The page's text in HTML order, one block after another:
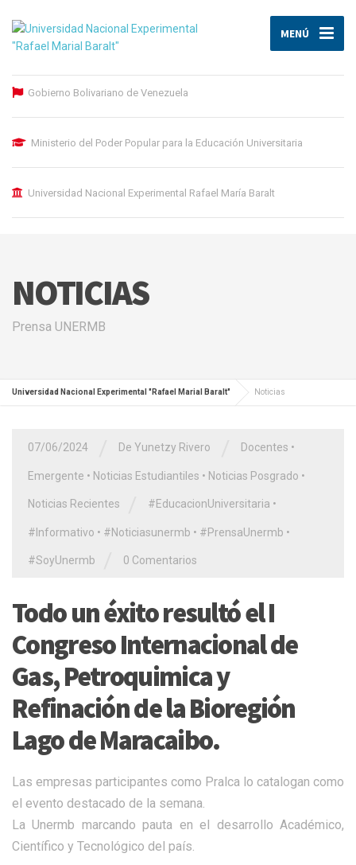
MENÚ
Gobierno Bolivariano de Venezuela
Ministerio del Poder Popular para la Educación Universitaria
Universidad Nacional Experimental Rafael María Baralt
NOTICIAS
Prensa UNERMB
Universidad Nacional Experimental "Rafael Marial Baralt" Noticias
07/06/2024 De Yunetzy Rivero Docentes •
Emergente • Noticias Estudiantiles • Noticias Posgrado •
Noticias Recientes #EducacionUniversitaria •
#Informativo • #Noticiasunermb • #PrensaUnermb •
#SoyUnermb 0 Comentarios
Todo un éxito resultó el I
Congreso Internacional de
Gas, Petroquimica y
Refinación de la Bioregión
Lago de Maracaibo.
Las empresas participantes como Pralca lo catalogan como
el evento destacado de la semana.
La Unermb marcando pauta en el desarrollo Académico,
Científico y Tecnológico del país.